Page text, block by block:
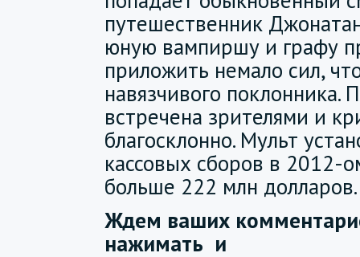
путешественник
юную вампиршу и графу
приложить немало сил,
навязчивого поклонника.
встречена зрителями и
благосклонно. Мульт
кассовых сборов в 2012-
больше 222 млн
Ждем ваших
нажимать и